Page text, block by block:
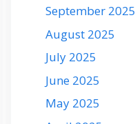
September 2025
August 2025
July 2025
June 2025
May 2025